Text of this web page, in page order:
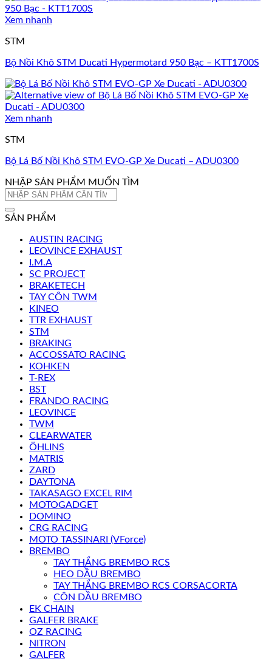
Xem nhanh
STM
Bộ Nồi Khô STM Ducati Hypermotard 950 Bạc – KTT1700S
Xem nhanh
STM
Bộ Lá Bố Nồi Khô STM EVO-GP Xe Ducati – ADU0300
NHẬP SẢN PHẨM MUỐN TÌM
Tìm
SẢN PHẨM
AUSTIN RACING
LEOVINCE EXHAUST
I.M.A
SC PROJECT
BRAKETECH
TAY CÔN TWM
KINEO
TTR EXHAUST
STM
BRAKING
ACCOSSATO RACING
KOHKEN
T-REX
BST
FRANDO RACING
LEOVINCE
TWM
CLEARWATER
ÖHLINS
MATRIS
ZARD
DAYTONA
TAKASAGO EXCEL RIM
MOTOGADGET
DOMINO
CRG RACING
MOTO TASSINARI (VForce)
BREMBO
TAY THẮNG BREMBO RCS
HEO DẦU BREMBO
TAY THẮNG BREMBO RCS CORSACORTA
CÔN DẦU BREMBO
EK CHAIN
GALFER BRAKE
OZ RACING
NITRON
GALFER